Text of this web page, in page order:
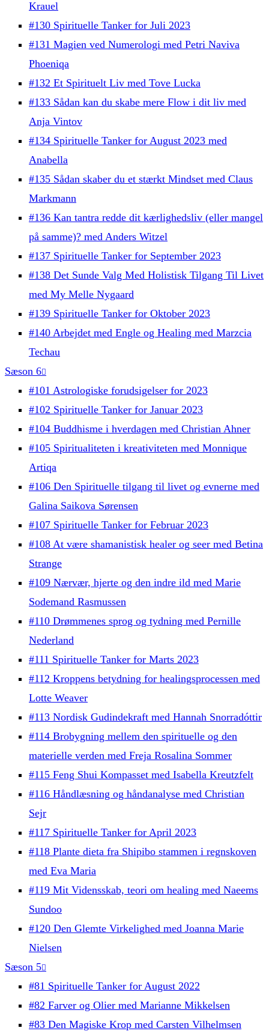
Krauel
#130 Spirituelle Tanker for Juli 2023
#131 Magien ved Numerologi med Petri Naviva
Phoeniqa
#132 Et Spirituelt Liv med Tove Lucka
#133 Sådan kan du skabe mere Flow i dit liv med
Anja Vintov
#134 Spirituelle Tanker for August 2023 med
Anabella
#135 Sådan skaber du et stærkt Mindset med Claus
Markmann
#136 Kan tantra redde dit kærlighedsliv (eller mangel
på samme)? med Anders Witzel
#137 Spirituelle Tanker for September 2023
#138 Det Sunde Valg Med Holistisk Tilgang Til Livet
med My Melle Nygaard
#139 Spirituelle Tanker for Oktober 2023
#140 Arbejdet med Engle og Healing med Marzcia
Techau
Sæson 6
#101 Astrologiske forudsigelser for 2023
#102 Spirituelle Tanker for Januar 2023
#104 Buddhisme i hverdagen med Christian Ahner
#105 Spiritualiteten i kreativiteten med Monnique
Artiqa
#106 Den Spirituelle tilgang til livet og evnerne med
Galina Saikova Sørensen
#107 Spirituelle Tanker for Februar 2023
#108 At være shamanistisk healer og seer med Betina
Strange
#109 Nærvær, hjerte og den indre ild med Marie
Sodemand Rasmussen
#110 Drømmenes sprog og tydning med Pernille
Nederland
#111 Spirituelle Tanker for Marts 2023
#112 Kroppens betydning for healingsprocessen med
Lotte Weaver
#113 Nordisk Gudindekraft med Hannah Snorradóttir
#114 Brobygning mellem den spirituelle og den
materielle verden med Freja Rosalina Sommer
#115 Feng Shui Kompasset med Isabella Kreutzfelt
#116 Håndlæsning og håndanalyse med Christian
Sejr
#117 Spirituelle Tanker for April 2023
#118 Plante dieta fra Shipibo stammen i regnskoven
med Eva Maria
#119 Mit Vidensskab, teori om healing med Naeems
Sundoo
#120 Den Glemte Virkelighed med Joanna Marie
Nielsen
Sæson 5
#81 Spirituelle Tanker for August 2022
#82 Farver og Olier med Marianne Mikkelsen
#83 Den Magiske Krop med Carsten Vilhelmsen